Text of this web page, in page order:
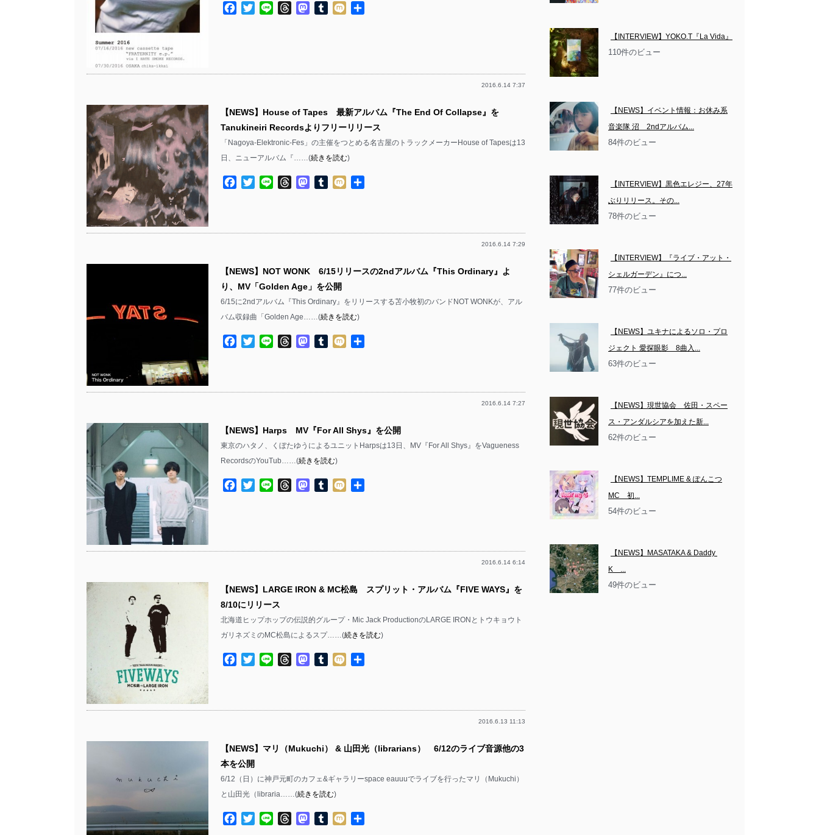
Facebook
TwitterLine ThreadsMastodon
TumblrMixi
2016.6.14 7:37
【NEWS】House of Tapes 最新アルバム『The End Of Collapse』を
Tanukineiri Recordsよりフリーリリース
「Nagoya-Elektronic-Fes」の主催をつとめる名古屋のトラックメーカーHouse of Tapesは13
日、ニューアルバム『……(続きを読む)
Facebook
TwitterLine ThreadsMastodon
TumblrMixi
2016.6.14 7:29
【NEWS】NOT WONK 6/15リリースの2ndアルバム『This Ordinary』よ
り、MV「Golden Age」を公開
6/15に2ndアルバム『This Ordinary』をリリースする苫小牧初のバンドNOT WONKが、アル
バム収録曲「Golden Age……(続きを読む)
Facebook
TwitterLine ThreadsMastodon
TumblrMixi
2016.6.14 7:27
【NEWS】Harps MV『For All Shys』を公開
東京のハタノ、くぼたゆうによるユニットHarpsは13日、MV『For All Shys』をVagueness
RecordsのYouTub……(続きを読む)
Facebook
TwitterLine ThreadsMastodon
TumblrMixi
2016.6.14 6:14
【NEWS】LARGE IRON & MC松島 スプリット・アルバム『FIVE WAYS』を
8/10にリリース
北海道ヒップホップの伝説的グループ・Mic Jack ProductionのLARGE IRONとトウキョウト
ガリネズミのMC松島によるスプ……(続きを読む)
Facebook
TwitterLine ThreadsMastodon
TumblrMixi
2016.6.13 11:13
【NEWS】マリ（Mukuchi） & 山田光（librarians） 6/12のライブ音源他の3
本を公開
6/12（日）に神戸元町のカフェ&ギャラリーspace eauuuでライブを行ったマリ（Mukuchi）
と山田光（libraria……(続きを読む)
Facebook
TwitterLine ThreadsMastodon
TumblrMixi
【INTERVIEW】YOKO.T『La Vida』
110件のビュー
【NEWS】イベント情報：お休み系
音楽隊 沼　2ndアルバム...
84件のビュー
【INTERVIEW】黒色エレジー、27年
ぶりリリース。その...
78件のビュー
【INTERVIEW】『ライブ・アット・
シェルガーデン』につ...
77件のビュー
【NEWS】ユキナによるソロ・プロ
ジェクト 愛探眼影　8曲入...
63件のビュー
【NEWS】現世協会　佐田・スペー
ス・アンダルシアを加えた新...
62件のビュー
【NEWS】TEMPLIME & ぽんこつ
MC　初...
54件のビュー
【NEWS】MASATAKA & Daddy
K　...
49件のビュー